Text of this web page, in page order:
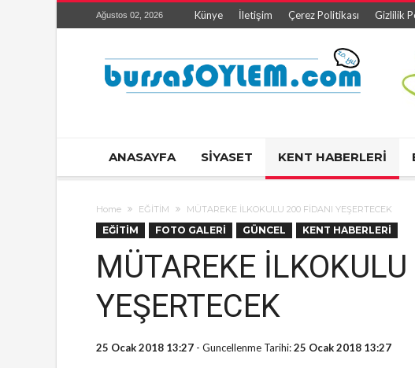
Ağustos 02, 2026 Künye İletişim Çerez Politikası Gizlilik
ANASAYFA SİYASET KENT HABERLERİ
Home EĞİTİM MÜTAREKE İLKOKULU 200 FİDANI YEŞERTECEK
EĞİTİM FOTO GALERİ GÜNCEL KENT HABERLERİ
MÜTAREKE
YEŞERTECEK
25 Ocak 2018 13:27 - Guncellenme Tarihi:25 Ocak 2018 13:27